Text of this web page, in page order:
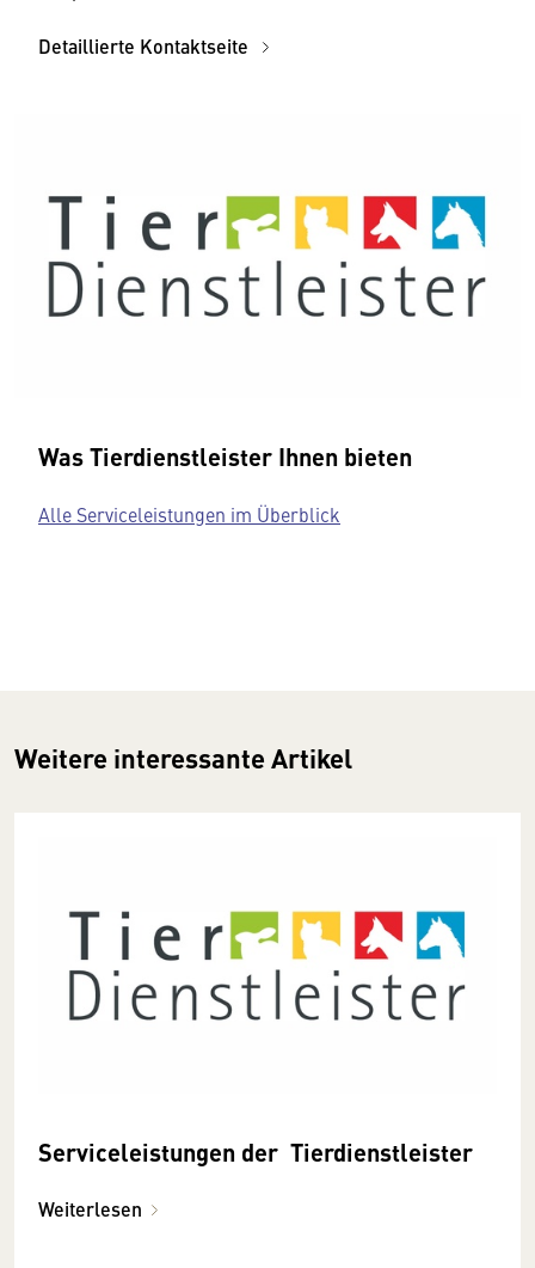
Detaillierte Kontaktseite
Was Tierdienstleister Ihnen bieten
Alle Serviceleistungen im Überblick
Weitere interessante Artikel
Serviceleistungen der Tierdienstleister
Weiterlesen